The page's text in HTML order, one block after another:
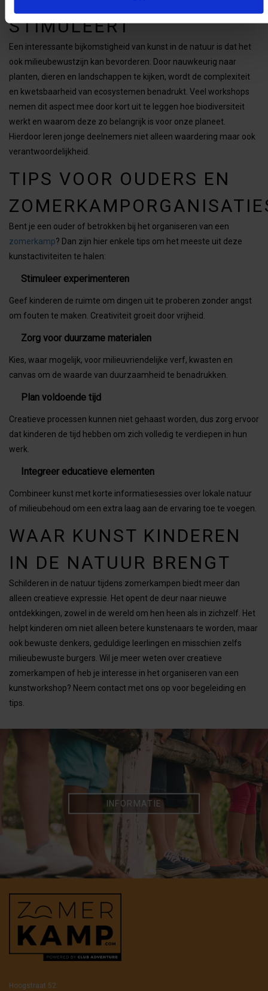
STIMULEERT
Een interessante bijkomstigheid van kunst in de natuur is dat het
ook milieubewustzijn kan bevorderen. Door nauwkeurig naar
planten, dieren en landschappen te kijken, wordt de complexiteit
en kwetsbaarheid van ecosystemen benadrukt. Veel workshops
nemen dit aspect mee door kort uit te leggen hoe biodiversiteit
werkt en waarom deze zo belangrijk is voor onze planeet.
Hierdoor leren jonge deelnemers niet alleen waardering maar ook
verantwoordelijkheid.
TIPS VOOR OUDERS EN
Bent je een ouder of betrokken bij het organiseren van een
zomerkamp? Dan zijn hier enkele tips om het meeste uit deze
kunstactiviteiten te halen:
Stimuleer experimenteren
Geef kinderen de ruimte om dingen uit te proberen zonder angst
om fouten te maken. Creativiteit groeit door vrijheid.
Zorg voor duurzame materialen
Kies, waar mogelijk, voor milieuvriendelijke verf, kwasten en
canvas om de waarde van duurzaamheid te benadrukken.
Plan voldoende tijd
Creatieve processen kunnen niet gehaast worden, dus zorg ervoor
dat kinderen de tijd hebben om zich volledig te verdiepen in hun
werk.
Integreer educatieve elementen
Combineer kunst met korte informatiesessies over lokale natuur
of milieubehoud om een extra laag aan de ervaring toe te voegen.
WAAR KUNST KINDEREN
IN DE NATUUR BRENGT
Schilderen in de natuur tijdens zomerkampen biedt meer dan
alleen creatieve expressie. Het opent de deur naar nieuwe
ontdekkingen, zowel in de wereld om hen heen als in zichzelf. Het
helpt kinderen om niet alleen betere kunstenaars te worden, maar
ook bewuste denkers, geduldige leerlingen en misschien zelfs
milieubewuste burgers. Wil je meer weten over creatieve
zomerkampen of heb je interesse in het organiseren van een
kunstworkshop? Neem contact met ons op voor begeleiding en
tips.
INFORMATIE
Hoogstraat 52